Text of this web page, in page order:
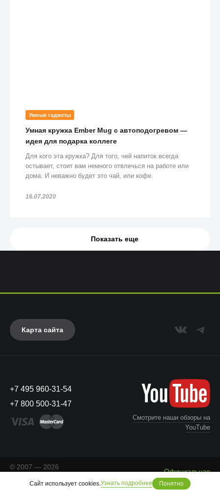
Умные гаджеты
Умная кружка Ember Mug с автоподогревом —
идея для подарка коллеге
Для кого эта кружка? Для того, чей напиток всегда
остывает, стоит вам немного отвлечься на работе или
дома. И неважно будет это чай, или кофе.
16.07.2020
Показать еще
Карта сайта
+7 495 960-31-54
+7 800 500-31-47
Смотрите наши обзоры на
YouTube
© 2007 — 2026
защищены.
Официальная
информация
Сайт использует cookies. Узнать подробнее Понятно